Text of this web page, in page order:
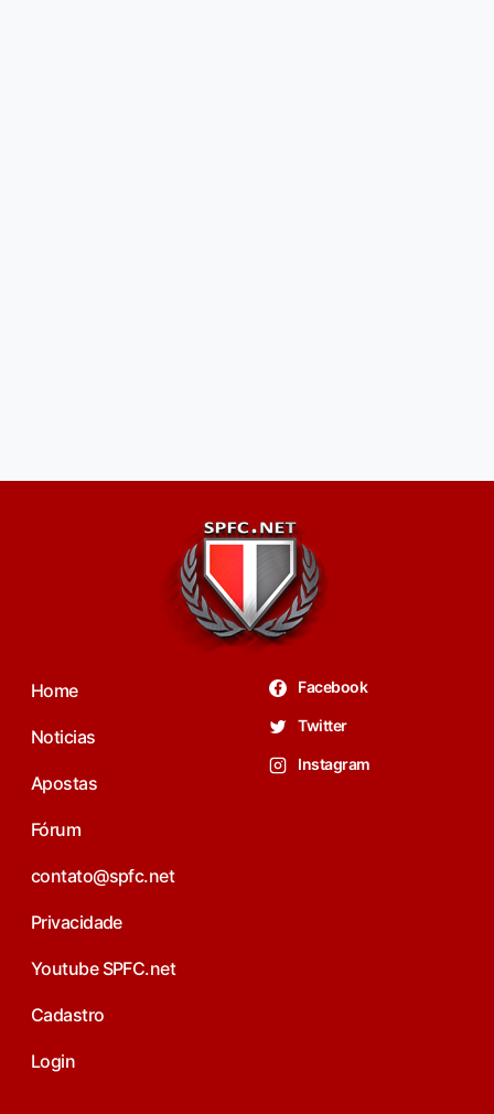
Home
Noticias
Apostas
Fórum
contato@spfc.net
Privacidade
Youtube SPFC.net
Cadastro
Login
Facebook
Twitter
Instagram